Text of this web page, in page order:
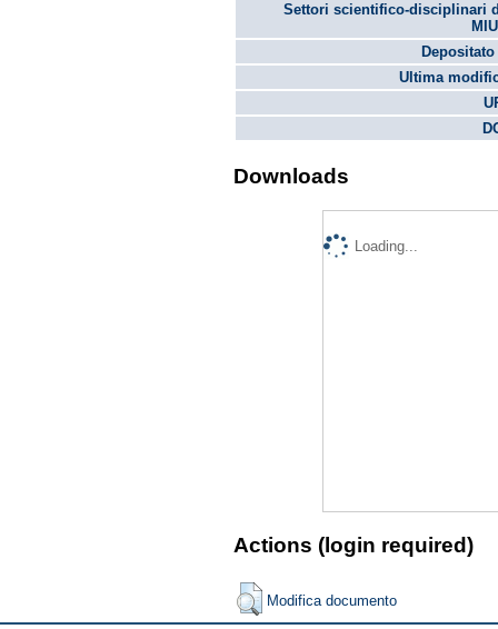
Settori scientifico-disciplinari
Ultima
Downloads
Loading...
Actions (login required)
Modifica documento